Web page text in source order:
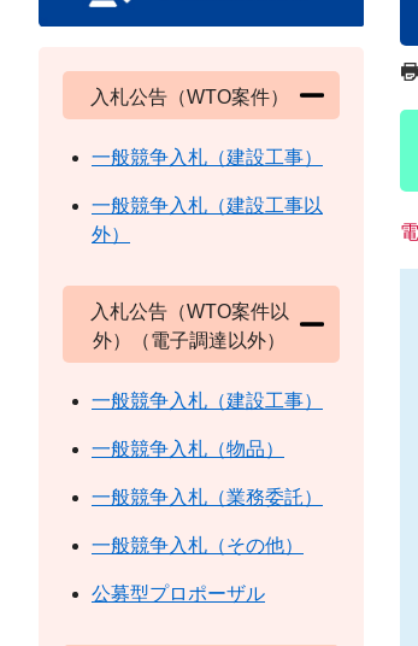
入札公告（WTO案件）
一般競争入札（建設工事）
一般競争入札（建設工事以
外）
入札公告（WTO案件以
外）（電子調達以外）
一般競争入札（建設工事）
一般競争入札（物品）
一般競争入札（業務委託）
一般競争入札（その他）
公募型プロポーザル